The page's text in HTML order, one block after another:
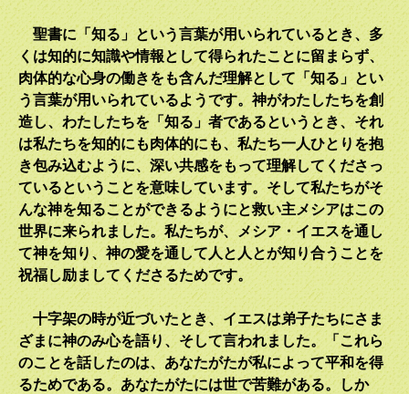
聖書に「知る」という言葉が用いられているとき、多
くは知的に知識や情報として得られたことに留まらず、
肉体的な心身の働きをも含んだ理解として「知る」とい
う言葉が用いられているようです。神がわたしたちを創
造し、わたしたちを「知る」者であるというとき、それ
は私たちを知的にも肉体的にも、私たち一人ひとりを抱
き包み込むように、深い共感をもって理解してくださっ
ているということを意味しています。そして私たちがそ
んな神を知ることができるようにと救い主メシアはこの
世界に来られました。私たちが、メシア・イエスを通し
て神を知り、神の愛を通して人と人とが知り合うことを
祝福し励ましてくださるためです。
十字架の時が近づいたとき、イエスは弟子たちにさま
ざまに神のみ心を語り、そして言われました。「これら
のことを話したのは、あなたがたが私によって平和を得
るためである。あなたがたには世で苦難がある。しか